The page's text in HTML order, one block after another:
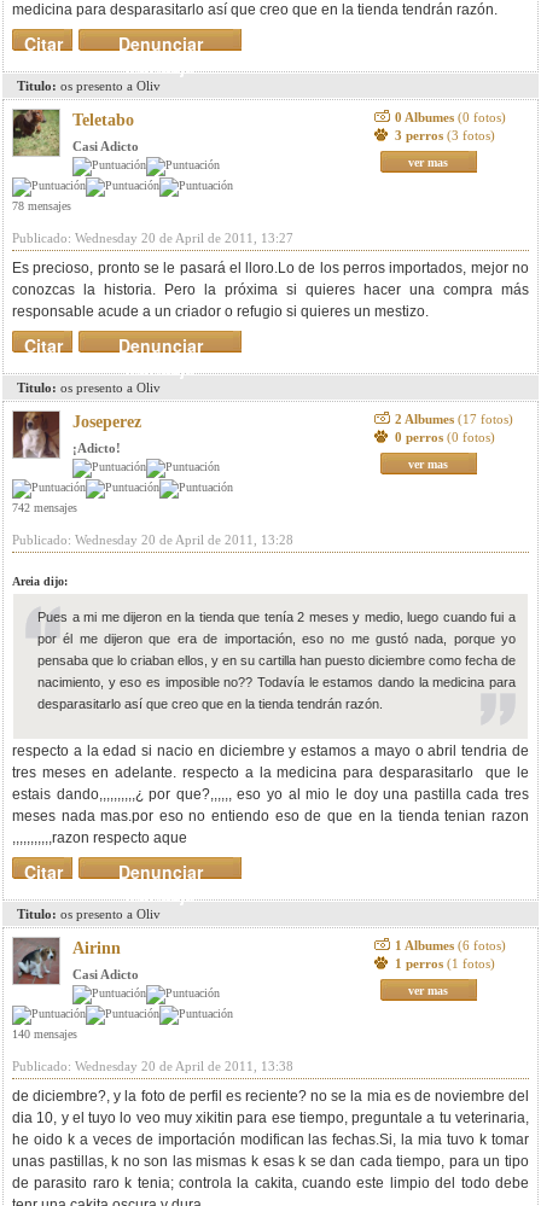
medicina para desparasitarlo así que creo que en la tienda tendrán razón.
Denunciar
mensaje
Citar
Titulo: os presento a Oliv
Teletabo
Casi Adicto
78 mensajes
0 Albumes (0 fotos)
3 perros (3 fotos)
ver mas
Publicado: Wednesday 20 de April de 2011, 13:27
Es precioso, pronto se le pasará el lloro.Lo de los perros importados, mejor no
conozcas la historia. Pero la próxima si quieres hacer una compra más
responsable acude a un criador o refugio si quieres un mestizo.
Denunciar
mensaje
Citar
Titulo: os presento a Oliv
Joseperez
¡Adicto!
742 mensajes
2 Albumes (17 fotos)
0 perros (0 fotos)
ver mas
Publicado: Wednesday 20 de April de 2011, 13:28
Areia dijo:
Pues a mi me dijeron en la tienda que tenía 2 meses y medio, luego cuando fui a
por él me dijeron que era de importación, eso no me gustó nada, porque yo
pensaba que lo criaban ellos, y en su cartilla han puesto diciembre como fecha de
nacimiento, y eso es imposible no?? Todavía le estamos dando la medicina para
desparasitarlo así que creo que en la tienda tendrán razón.
respecto a la edad si nacio en diciembre y estamos a mayo o abril tendria de
tres meses en adelante. respecto a la medicina para desparasitarlo que le
estais dando,,,,,,,,,,¿ por que?,,,,,, eso yo al mio le doy una pastilla cada tres
meses nada mas.por eso no entiendo eso de que en la tienda tenian razon
,,,,,,,,,,,razon respecto aque
Denunciar
mensaje
Citar
Titulo: os presento a Oliv
Airinn
Casi Adicto
140 mensajes
1 Albumes (6 fotos)
1 perros (1 fotos)
ver mas
Publicado: Wednesday 20 de April de 2011, 13:38
de diciembre?, y la foto de perfil es reciente? no se la mia es de noviembre del
dia 10, y el tuyo lo veo muy xikitin para ese tiempo, preguntale a tu veterinaria,
he oido k a veces de importación modifican las fechas.Si, la mia tuvo k tomar
unas pastillas, k no son las mismas k esas k se dan cada tiempo, para un tipo
de parasito raro k tenia; controla la cakita, cuando este limpio del todo debe